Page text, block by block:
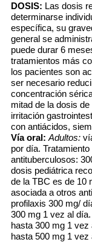
DOSIS: Las dosis
determinarse
específica, su
general se
puede durar 6
tratamientos más
los pacientes son
ser necesario
concentración
mitad de la dosis
irritación
con antiácidos,
Vía oral: Adultos:
por día.
antituberculosos:
dosis pediátrica
de la TBC es de 10
asociada a otros
profilaxis 300 mg/
300 mg 1 vez al día.
hasta 300 mg 1
hasta 500 mg 1 vez